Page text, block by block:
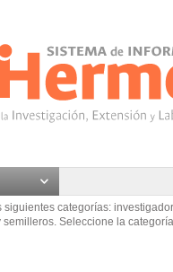
categorías:
semilleros. Seleccione la